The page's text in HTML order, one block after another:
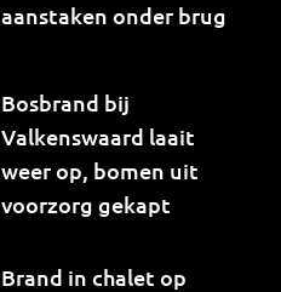
aanstaken onder brug
Bosbrand bij
Valkenswaard laait
weer op, bomen uit
voorzorg gekapt
Brand in chalet op